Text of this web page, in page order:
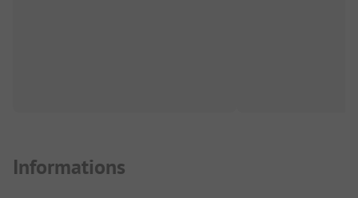
Informations